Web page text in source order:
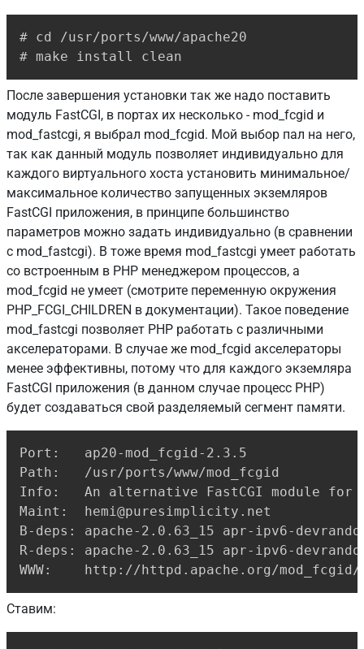
# cd /usr/ports/www/apache20
# make install clean
После завершения установки так же надо поставить
модуль FastCGI, в портах их несколько - mod_fcgid и
mod_fastcgi, я выбрал mod_fcgid. Мой выбор пал на него,
так как данный модуль позволяет индивидуально для
каждого виртуального хоста установить минимальное/
максимальное количество запущенных экземляров
FastCGI приложения, в принципе большинство
параметров можно задать индивидуально (в сравнении
с mod_fastcgi). В тоже время mod_fastcgi умеет работать
со встроенным в PHP менеджером процессов, а
mod_fcgid не умеет (смотрите переменную окружения
PHP_FCGI_CHILDREN в документации). Такое поведение
mod_fastcgi позволяет PHP работать с различными
акселераторами. В случае же mod_fcgid акселераторы
менее эффективны, потому что для каждого экземляра
FastCGI приложения (в данном случае процесс PHP)
будет создаваться свой разделяемый сегмент памяти.
Port:   ap20-mod_fcgid-2.3.5
Path:   /usr/ports/www/mod_fcgid
Info:   An alternative FastCGI module for
Maint:  hemi@puresimplicity.net
B-deps: apache-2.0.63_15 apr-ipv6-
R-deps: apache-2.0.63_15 apr-ipv6-
WWW:    http://httpd.apache.org/mod_fcgid/
Ставим: